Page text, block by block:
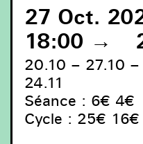
27 Oct.
18:00 →
20.10 – 27.10
24.11
Séance : 6€ 4€
Cycle : 25€ 16€